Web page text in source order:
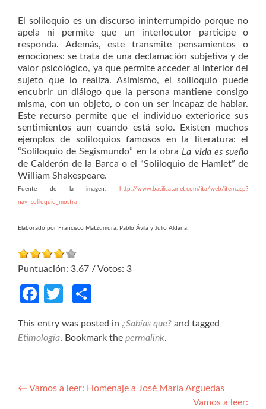
El soliloquio es un discurso ininterrumpido porque no
apela ni permite que un interlocutor participe o
responda. Además, este transmite pensamientos o
emociones: se trata de una declamación subjetiva y de
valor psicológico, ya que permite acceder al interior del
sujeto que lo realiza. Asimismo, el soliloquio puede
encubrir un diálogo que la persona mantiene consigo
misma, con un objeto, o con un ser incapaz de hablar.
Este recurso permite que el individuo exteriorice sus
sentimientos aun cuando está solo. Existen muchos
ejemplos de soliloquios famosos en la literatura: el
“Soliloquio de Segismundo” en la obra La vida es sueño
de Calderón de la Barca o el “Soliloquio de Hamlet” de
William Shakespeare.
Fuente de la imagen: http://www.basilicatanet.com/ita/web/item.asp?
nav=soliloquio_mostra
Elaborado por Francisco Matzumura, Pablo Ávila y Julio Aldana.
Puntuación: 3.67 / Votos: 3
Facebook
Twitter
This entry was posted in ¿Sabías que? and tagged
Etimología. Bookmark the permalink.
Navegación de entradas
← Vamos a leer: Homenaje a José María Arguedas
Vamos a leer: